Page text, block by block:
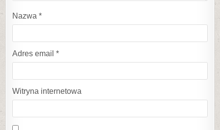
Nazwa*
Adres email*
Witryna internetowa